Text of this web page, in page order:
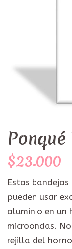
$23.000
Estas
pueden usar
aluminio en un
microondas.
rejilla del